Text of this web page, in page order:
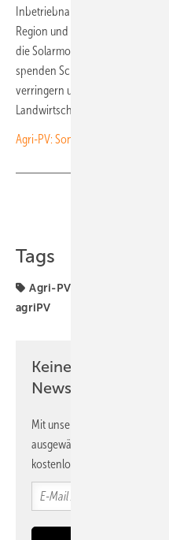
Inbetriebnahme der Anlage.
Region und zur Stärkung des
die Solarmodule ein günstiges
spenden Schatten und helfen,
verringern und so den
Landwirtschaftsminister die
Agri-PV: Sonnenstrom ohne EEG
Tags
Agri-PV
agriPV
Keine Zeit? Kein
Newsletter!
Mit unserem Newsletter
ausgewählte Informationen
kostenlos direkt ins Postfach.